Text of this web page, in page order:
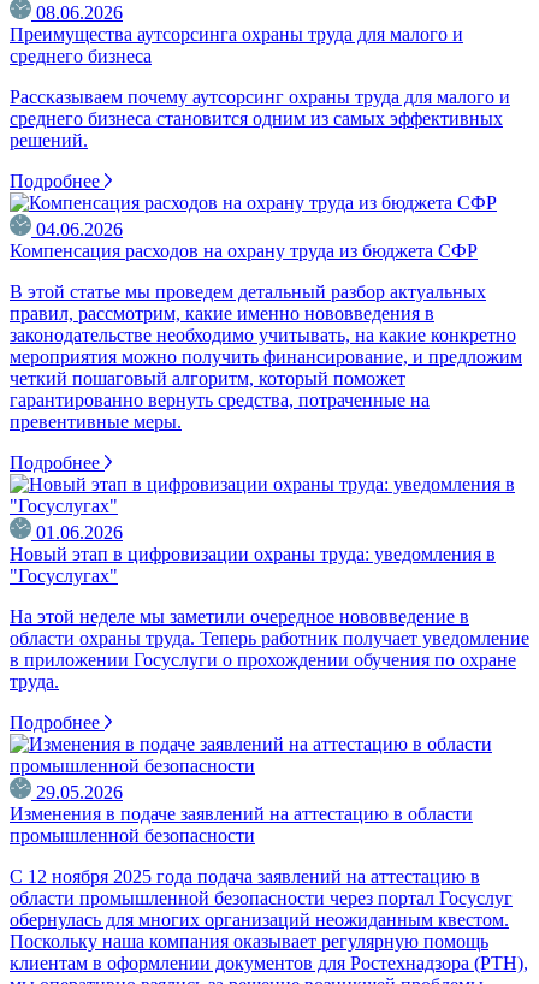
08.06.2026
Преимущества аутсорсинга охраны труда для малого и
среднего бизнеса
Рассказываем почему аутсорсинг охраны труда для малого и
среднего бизнеса становится одним из самых эффективных
решений.
Подробнее
04.06.2026
Компенсация расходов на охрану труда из бюджета СФР
В этой статье мы проведем детальный разбор актуальных
правил, рассмотрим, какие именно нововведения в
законодательстве необходимо учитывать, на какие конкретно
мероприятия можно получить финансирование, и предложим
четкий пошаговый алгоритм, который поможет
гарантированно вернуть средства, потраченные на
превентивные меры.
Подробнее
01.06.2026
Новый этап в цифровизации охраны труда: уведомления в
"Госуслугах"
На этой неделе мы заметили очередное нововведение в
области охраны труда. Теперь работник получает уведомление
в приложении Госуслуги о прохождении обучения по охране
труда.
Подробнее
29.05.2026
Изменения в подаче заявлений на аттестацию в области
промышленной безопасности
С 12 ноября 2025 года подача заявлений на аттестацию в
области промышленной безопасности через портал Госуслуг
обернулась для многих организаций неожиданным квестом.
Поскольку наша компания оказывает регулярную помощь
клиентам в оформлении документов для Ростехнадзора (РТН),